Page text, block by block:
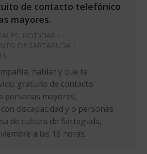
de contacto telefónico
mayores.
, NOTICIAS
DE SARTAGUDA
hablar y que te
gratuito de contacto
personas mayores,
discapacidad y o personas
de cultura de Sartaguda,
a las 18 horas.